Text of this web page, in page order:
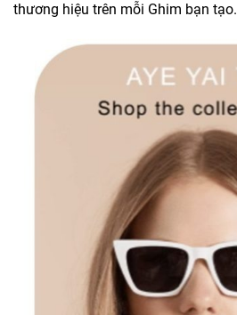
thương hiệu trên mỗi Ghim bạn tạo.